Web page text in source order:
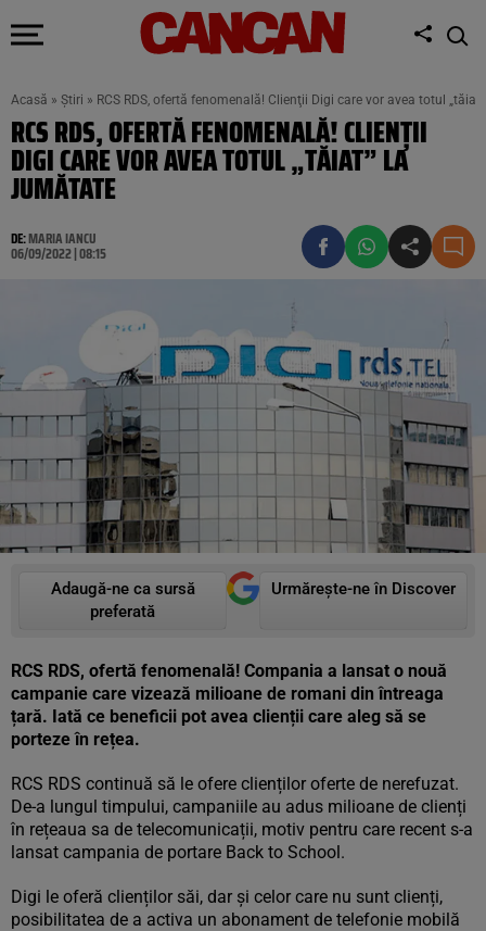
Acasă » Știri » RCS RDS, ofertă fenomenală! Clienţii Digi care vor avea totul
RCS RDS, OFERTĂ FENOMENALĂ! CLIENŢII
DIGI CARE VOR AVEA TOTUL „TĂIAT” LA
JUMĂTATE
DE:MARIA IANCU
06/09/2022 | 08:15
Adaugă-ne ca sursă
preferată
Urmărește-ne în Discover
RCS RDS, ofertă fenomenală! Compania a lansat o nouă
campanie care vizează milioane de romani din întreaga
țară. Iată ce beneficii pot avea clienții care aleg să se
porteze în rețea.
RCS RDS continuă să le ofere clienților oferte de nerefuzat.
De-a lungul timpului, campaniile au adus milioane de clienți
în rețeaua sa de telecomunicații, motiv pentru care recent s-a
lansat campania de portare Back to School.
Digi le oferă clienților săi, dar și celor care nu sunt clienți,
posibilitatea de a activa un abonament de telefonie mobilă